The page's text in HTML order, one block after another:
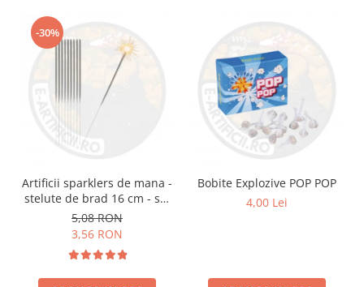
-30%
Artificii sparklers de mana -
stelute de brad 16 cm - set
10 buc
5,08 RON
3,56 RON
Bobite Explozive POP POP
4,00 Lei